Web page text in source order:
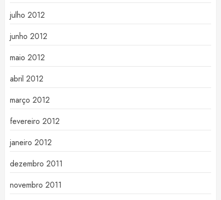
julho 2012
junho 2012
maio 2012
abril 2012
março 2012
fevereiro 2012
janeiro 2012
dezembro 2011
novembro 2011